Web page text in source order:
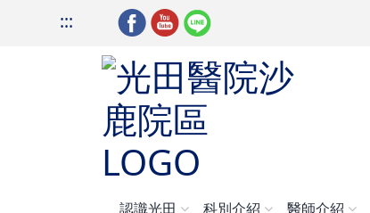
:::
認識光田 科別介紹 醫師介紹